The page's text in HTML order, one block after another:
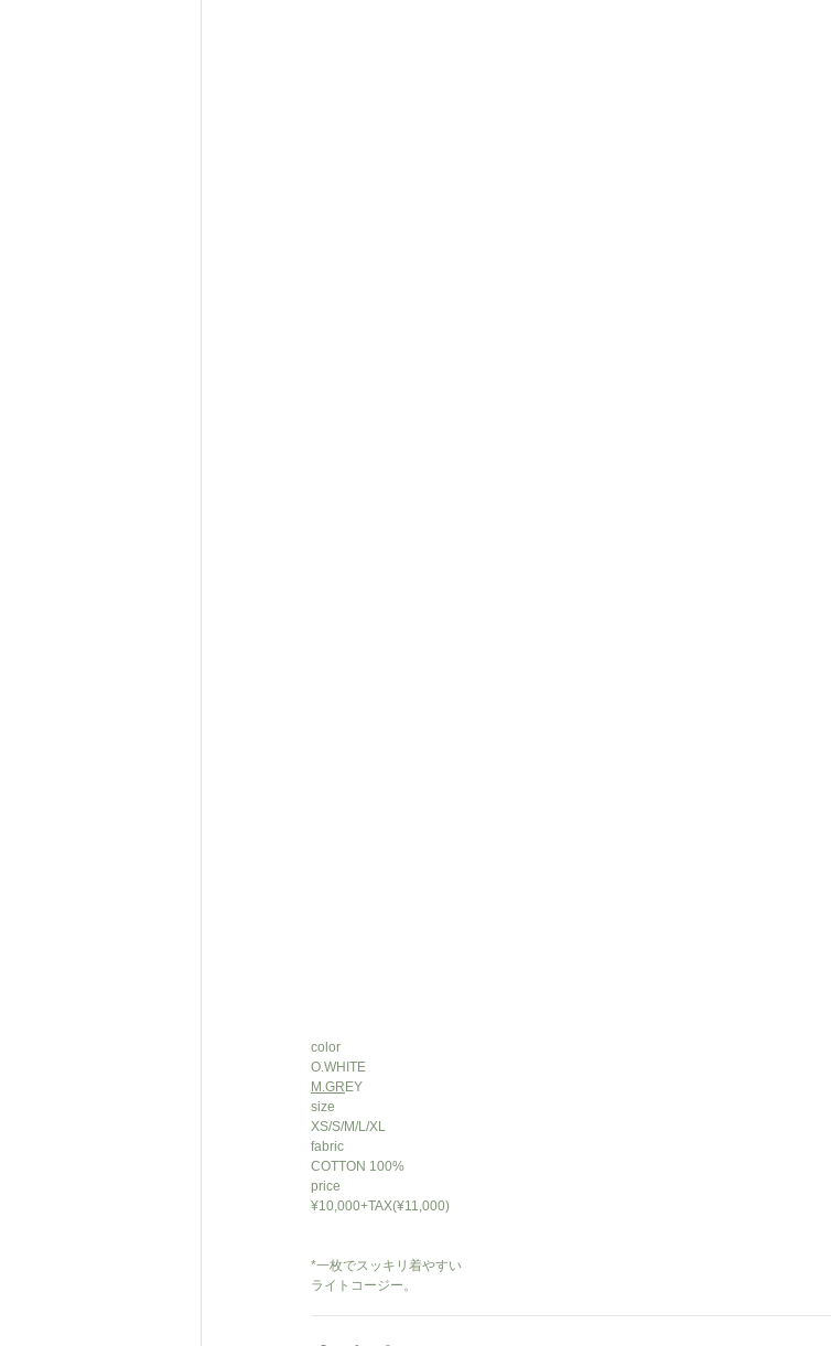
color
O.WHITE
M.GR EY
size
XS/S/M/L/XL
fabric
COTTON 100%
price
¥10,000+TAX(¥11,000)
*一枚でスッキリ着やすい
ライトコージー。